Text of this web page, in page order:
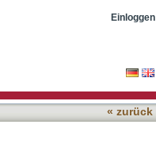
Alpha AMS in 15
Einloggen
« zurück